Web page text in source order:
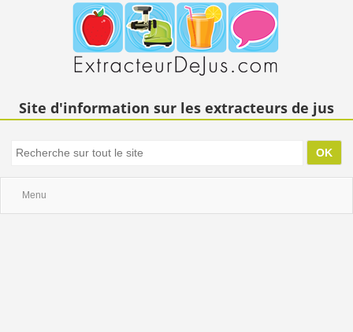
Site d'information sur les extracteurs de jus
Menu